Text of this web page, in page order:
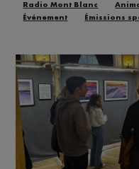
Radio Mont Blanc
Événement
Émissions